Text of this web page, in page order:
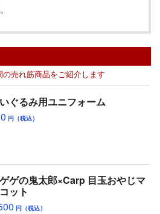
売れ筋商品をご紹介します
ぐるみ用ユニフォーム
円（税込）
ゲの鬼太郎×Carp 目玉おやじマ
ット
円（税込）